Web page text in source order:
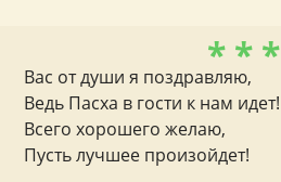
* * *
Вас от души я поздравляю,
Ведь Пасха в гости к нам идет!
Всего хорошего желаю,
Пусть лучшее произойдет!